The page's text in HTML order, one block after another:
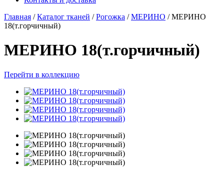
Главная / Каталог тканей / Рогожка / МЕРИНО / МЕРИНО
18(т.горчичный)
МЕРИНО 18(т.горчичный)
Перейти в коллекцию